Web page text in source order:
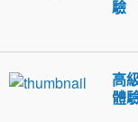
驗
高
體